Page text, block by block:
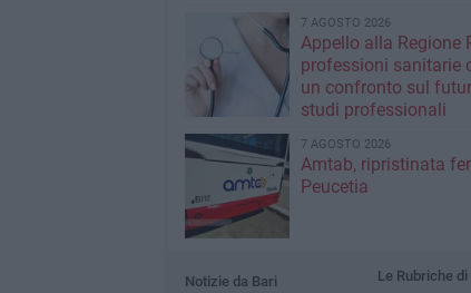
7 AGOSTO 2026
Appello alla Regione
professioni sanitarie
un confronto sul
studi professionali
7 AGOSTO 2026
Amtab, ripristinata
Peucetia
Notizie da Bari
Le Rubriche di